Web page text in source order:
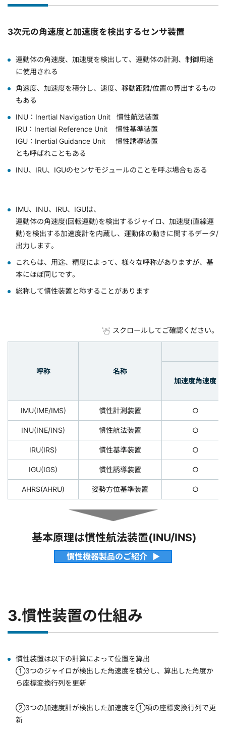
3次元の角速度と加速度を検出するセンサ装置
運動体の角速度、加速度を検出して、運動体の計測、制御用途
に使用される
角速度、加速度を積分し、速度、移動距離/位置の算出するもの
もある
INU：Inertial Navigation Unit 慣性航法装置
IRU：Inertial Reference Unit 慣性基準装置
IGU：Inertial Guidance Unit 慣性誘導装置
とも呼ばれこともある
INU、IRU、IGUのセンサモジュールのことを呼ぶ場合もある
IMU、INU、IRU、IGUは、
運動体の角速度(回転運動)を検出するジャイロ、加速度(直線運
動)を検出する加速度計を内蔵し、運動体の動きに関するデータ/
出力します。
これらは、用途、精度によって、様々な呼称がありますが、基
本にほぼ同じです。
総称して慣性装置と称することがあります
スクロールしてご確認ください。
呼称
名称
加速度角速度
IMU(IME/IMS) 慣性計測装置 ○
INU(INE/INS) 慣性航法装置 ○
IRU(IRS) 慣性基準装置 ○
IGU(IGS) 慣性誘導装置 ○
AHRS(AHRU) 姿勢方位基準装置 ○
基本原理は慣性航法装置(INU/INS)
慣性機器製品のご紹介
3.慣性装置の仕組み
慣性装置は以下の計算によって位置を算出
①3つのジャイロが検出した角速度を積分し、算出した角度か
ら座標変換行列を更新
②3つの加速度計が検出した加速度を①項の座標変換行列で更
新